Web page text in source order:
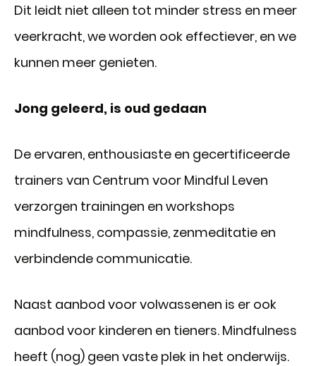
Dit leidt niet alleen tot minder stress en meer
veerkracht, we worden ook effectiever, en we
kunnen meer genieten.
Jong geleerd, is oud gedaan
De ervaren, enthousiaste en gecertificeerde
trainers van Centrum voor Mindful Leven
verzorgen trainingen en workshops
mindfulness, compassie, zenmeditatie en
verbindende communicatie.
Naast aanbod voor volwassenen is er ook
aanbod voor kinderen en tieners. Mindfulness
heeft (nog) geen vaste plek in het onderwijs.